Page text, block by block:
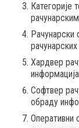
Категорије
Рачунарски
Хардвер
Софтвер
обраду
Оперативни